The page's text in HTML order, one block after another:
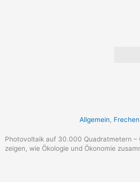
Allgemein, Frechen
Photovoltaik auf 30.000 Quadratmetern –
zeigen, wie Ökologie und Ökonomie